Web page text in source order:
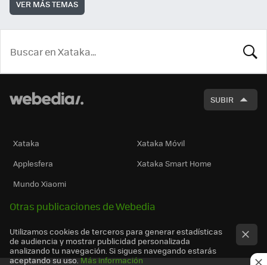
VER MÁS TEMAS
SUBIR
Xataka
Xataka Móvil
Applesfera
Xataka Smart Home
Mundo Xiaomi
Otras publicaciones de Webedia
Utilizamos cookies de terceros para generar estadísticas
de audiencia y mostrar publicidad personalizada
analizando tu navegación. Si sigues navegando estarás
aceptando su uso. Más información